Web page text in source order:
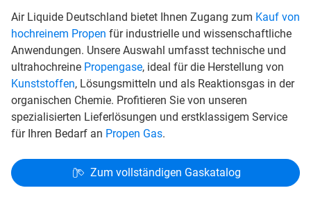
Air Liquide Deutschland bietet Ihnen Zugang zum Kauf von
hochreinem Propen für industrielle und wissenschaftliche
Anwendungen. Unsere Auswahl umfasst technische und
ultrahochreine Propengase, ideal für die Herstellung von
Kunststoffen, Lösungsmitteln und als Reaktionsgas in der
organischen Chemie. Profitieren Sie von unseren
spezialisierten Lieferlösungen und erstklassigem Service
für Ihren Bedarf an Propen Gas.
Zum vollständigen Gaskatalog